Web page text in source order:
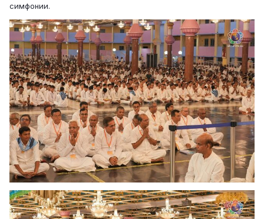
симфонии.